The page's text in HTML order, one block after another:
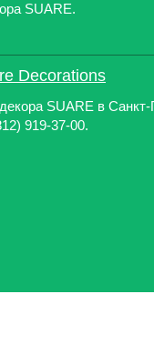
SUARE.
Decorations
SUARE в Санкт-
919-37-00.